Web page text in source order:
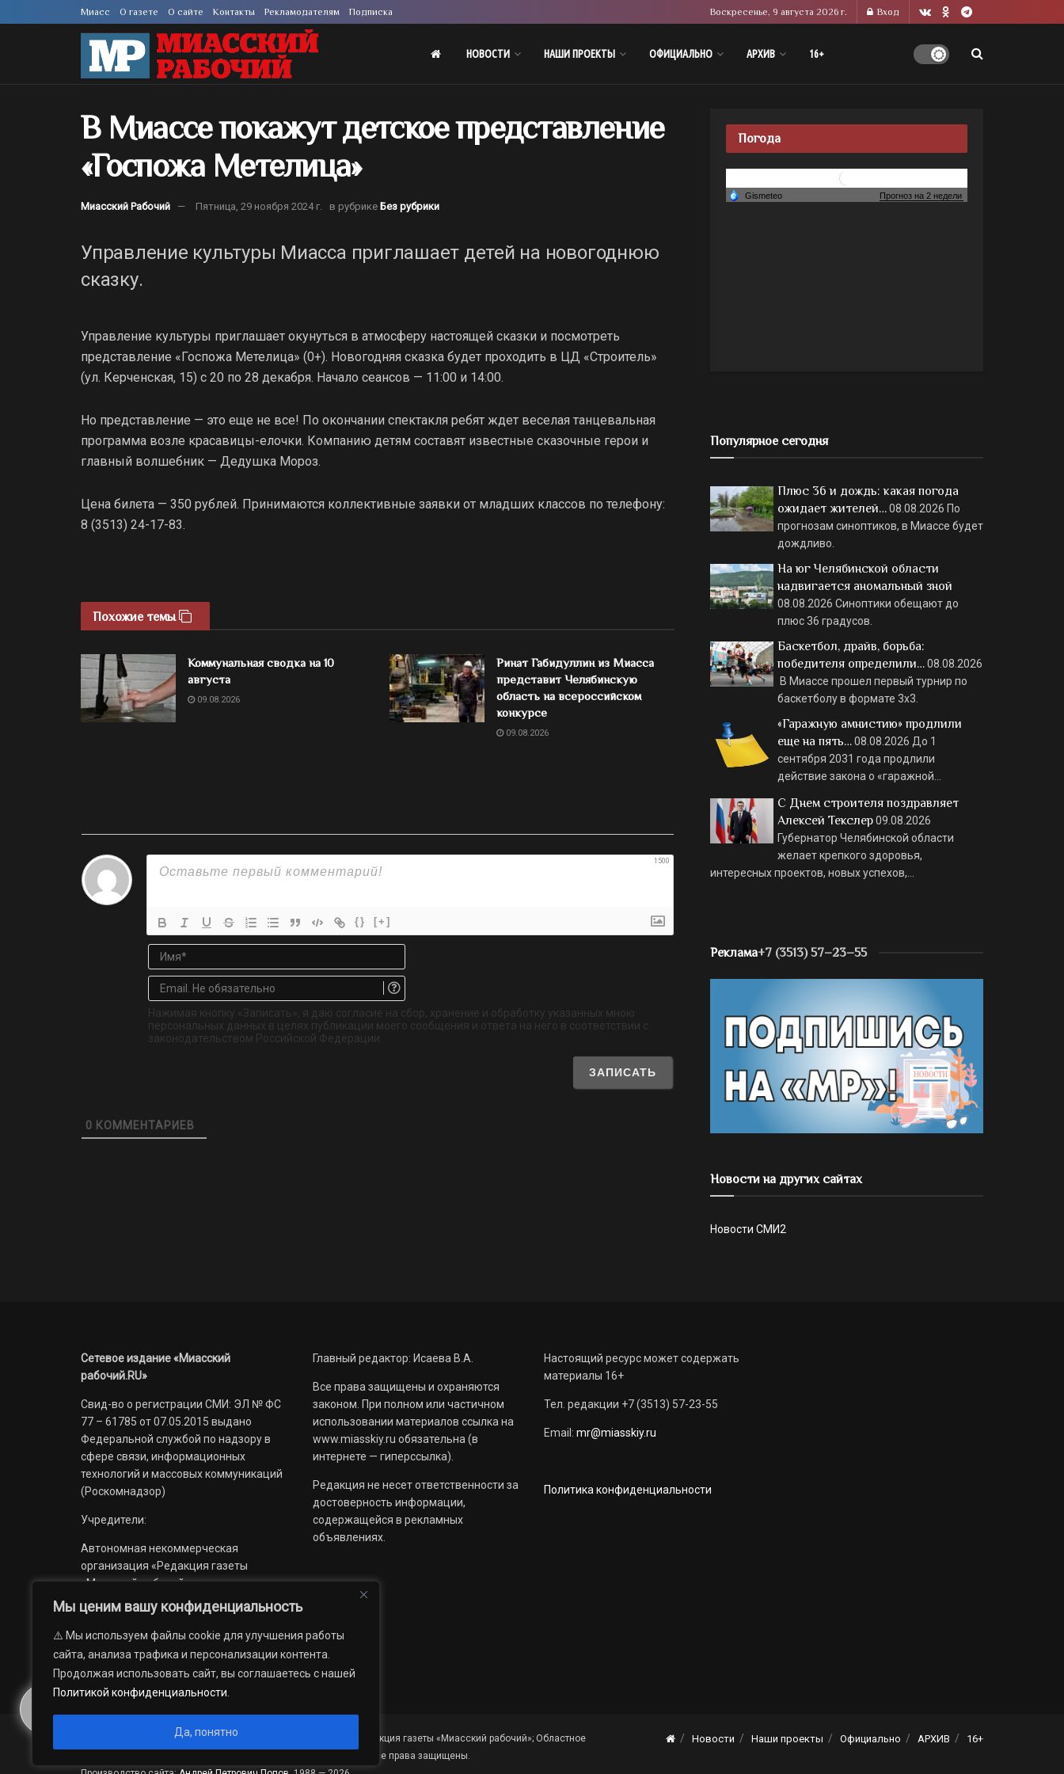
Мы ценим вашу конфиденциальность
⚠️ Мы используем файлы cookie для улучшения работы
сайта, анализа трафика и персонализации контента.
Продолжая использовать сайт, вы соглашаетесь с нашей
Политикой конфиденциальности
Да, понятно
Миасс О газете О сайте Контакты Рекламодателям Подписка Воскресенье, 9 августа 2026 г. Вход
НОВОСТИ НАШИ ПРОЕКТЫ ОФИЦИАЛЬНО АРХИВ 16+
В Миассе покажут детское представление
«Госпожа Метелица»
Миасский Рабочий Пятница, 29 ноября 2024 г. в рубрике Без рубрики
Управление культуры Миасса приглашает детей на новогоднюю
сказку.
Управление культуры приглашает окунуться в атмосферу настоящей сказки и посмотреть
представление «Госпожа Метелица» (0+). Новогодняя сказка будет проходить в ЦД «Строитель»
(ул. Керченская, 15) с 20 по 28 декабря. Начало сеансов — 11:00 и 14:00.
Но представление — это еще не все! По окончании спектакля ребят ждет веселая танцевальная
программа возле красавицы-елочки. Компанию детям составят известные сказочные герои и
главный волшебник — Дедушка Мороз.
Цена билета — 350 рублей. Принимаются коллективные заявки от младших классов по телефону:
8 (3513) 24-17-83.
Похожие темы
Коммунальная сводка на 10
августа
09.08.2026
Ринат Габидуллин из Миасса
представит Челябинскую
область на всероссийском
конкурсе
09.08.2026
1500
{} [+]
Имя*
Email.
обязательно
Нажимая кнопку «Записать», я даю согласие на сбор, хранение и обработку указанных мною
персональных данных в целях публикации моего сообщения и ответа на него в соответствии с
законодательством Российской Федерации.
0 КОММЕНТАРИЕВ
Погода
Популярное сегодня
Плюс 36 и дождь: какая погода
ожидает жителей…08.08.2026 По
прогнозам синоптиков, в Миассе будет
дождливо.
На юг Челябинской области
надвигается аномальный зной
08.08.2026 Синоптики обещают до
плюс 36 градусов.
Баскетбол, драйв, борьба:
победителя определили…08.08.2026
В Миассе прошел первый турнир по
баскетболу в формате 3х3.
«Гаражную амнистию» продлили
еще на пять…08.08.2026 До 1
сентября 2031 года продлили
действие закона о «гаражной…
С Днем строителя поздравляет
Алексей Текслер09.08.2026
Губернатор Челябинской области
желает крепкого здоровья,
интересных проектов, новых успехов,…
Реклама+7 (3513) 57–23–55
Новости на других сайтах
Новости СМИ2
Сетевое издание «Миасский
рабочий.RU»
Свид-во о регистрации СМИ: ЭЛ № ФС
77 – 61785 от 07.05.2015 выдано
Федеральной службой по надзору в
сфере связи, информационных
технологий и массовых коммуникаций
(Роскомнадзор)
Учредители:
Автономная некоммерческая
организация «Редакция газеты
«Миасский рабочий»;
Областное государственное
учреждение «Издательский дом
Главный редактор: Исаева В.А.
Все права защищены и охраняются
законом. При полном или частичном
использовании материалов ссылка на
www.miasskiy.ru обязательна (в
интернете — гиперссылка).
Редакция не несет ответственности за
достоверность информации,
содержащейся в рекламных
объявлениях.
Настоящий ресурс может содержать
материалы 16+
Тел. редакции +7 (3513) 57-23-55
Email: mr@miasskiy.ru
Политика конфиденциальности
Новости Наши проекты Официально АРХИВ 16+
© 2012 — 2026. Автономная некоммерческая организация «Редакция газеты «Миасский рабочий»; Областное
государственное учреждение «Издательский дом «Губерния». Все права защищены.